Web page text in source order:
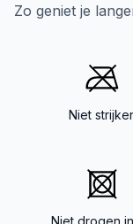
Zo geniet je
Niet
Niet drogen